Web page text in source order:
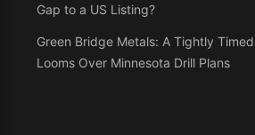
Gap to a US Listing?
Green Bridge Metals: A Tightly
Looms Over Minnesota Drill Plans